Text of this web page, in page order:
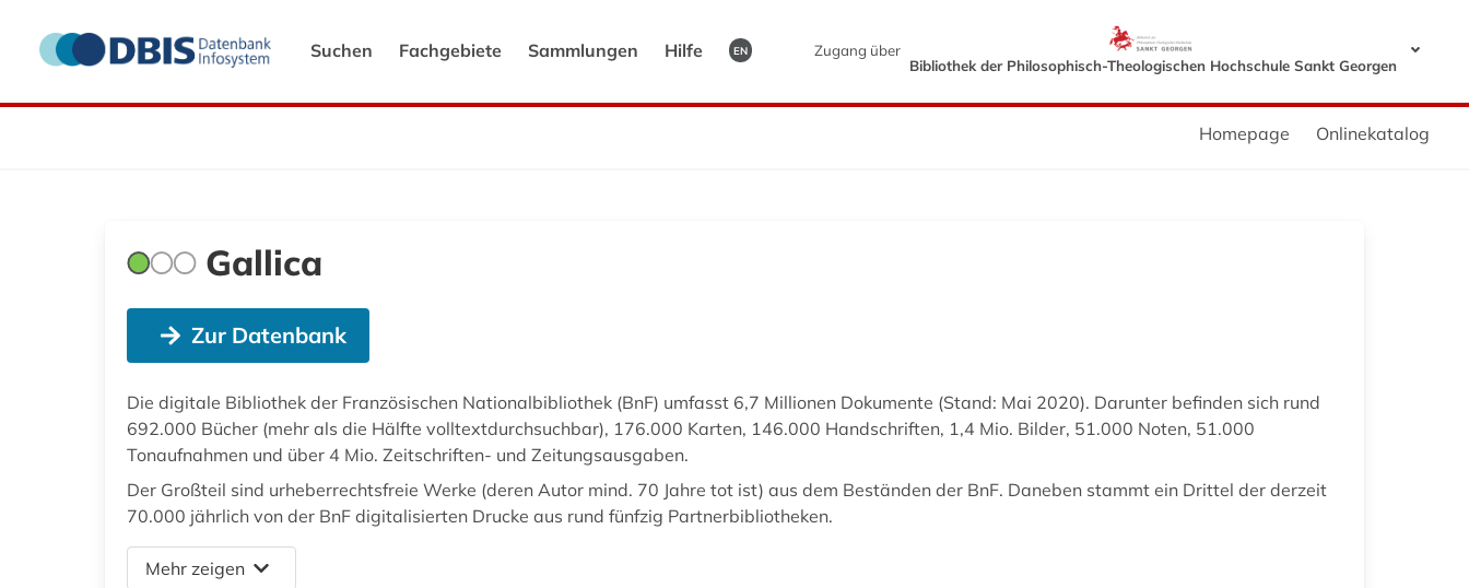
Suchen Fachgebiete Sammlungen Hilfe EN
Zugang über
Bibliothek der Philosophisch-Theologischen Hochschule Sankt Georgen
Homepage Onlinekatalog
Gallica
Zur Datenbank
Die digitale Bibliothek der Französischen Nationalbibliothek (BnF) umfasst 6,7 Millionen Dokumente (Stand: Mai 2020). Darunter befinden sich rund
692.000 Bücher (mehr als die Hälfte volltextdurchsuchbar), 176.000 Karten, 146.000 Handschriften, 1,4 Mio. Bilder, 51.000 Noten, 51.000
Tonaufnahmen und über 4 Mio. Zeitschriften- und Zeitungsausgaben.
Der Großteil sind urheberrechtsfreie Werke (deren Autor mind. 70 Jahre tot ist) aus dem Beständen der BnF. Daneben stammt ein Drittel der derzeit
70.000 jährlich von der BnF digitalisierten Drucke aus rund fünfzig Partnerbibliotheken.
Mehr zeigen